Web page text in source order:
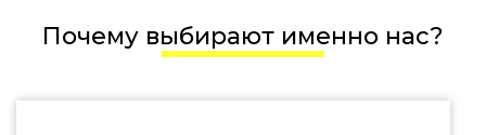
Почему выбирают именно нас?